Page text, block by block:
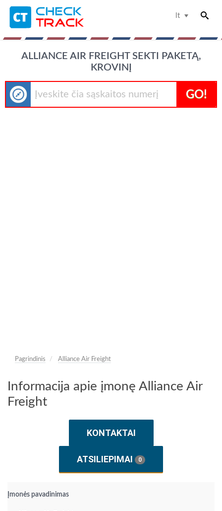
lt
ALLIANCE AIR FREIGHT SEKTI PAKETĄ,
KROVINĮ
GO!
Pagrindinis Alliance Air Freight
Informacija apie įmonę Alliance Air
Freight
KONTAKTAI
ATSILIEPIMAI 0
Įmonės pavadinimas